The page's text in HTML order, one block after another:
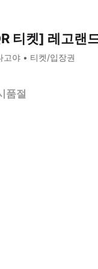
티켓] 레고랜
고야 티켓/입장권
품절